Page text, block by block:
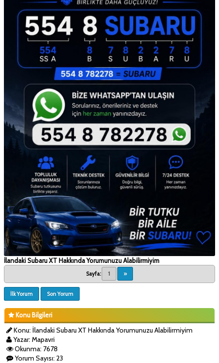
İlandaki Subaru XT Hakkında Yorumunuzu Alabilirmiyim
Sayfa: 1 »
İlk Yorum Son Yorum
Konu Bilgileri
Konu: İlandaki Subaru XT Hakkında Yorumunuzu Alabilirmiyim
Yazar: Mapavri
Okunma: 7678
Yorum Sayısı: 23